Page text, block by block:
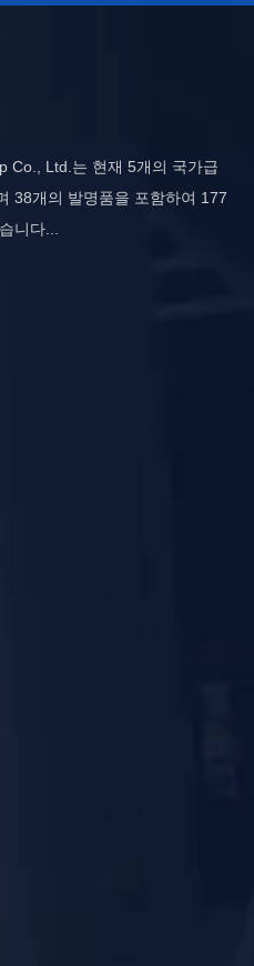
Co., Ltd.는 현재 5개의 국가급
38개의 발명품을 포함하여 177
니다...